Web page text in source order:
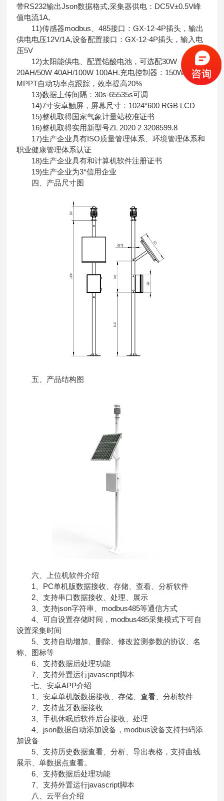
带RS232输出Json数据格式,采集器供电：DC5V±0.5V峰
值电流1A,
11)传感器modbus、485接口：GX-12-4P插头，输出
供电电压12V/1A,设备配置接口：GX-12-4P插头，输入电
压5V
12)太阳能供电、配置铅酸电池，可选配30W
20AH/50W 40AH/100W 100AH.充电控制器：150W，
MPPT自动功率点跟踪，效率提高20%
13)数据上传间隔：30s-65535s可调
14)7寸安卓触屏，屏幕尺寸：1024*600 RGB LCD
15)整机取得国家气象计量站校准证书
16)整机取得实用新型号ZL 2020 2 3208599.8
17)生产企业具有ISO质量管理体系、环境管理体系和
职业健康管理体系认证
18)生产企业具有和计算机软件注册证书
19)生产企业为3*信用企业
四、产品尺寸图
五、产品结构图
六、上位机软件介绍
1、PC单机版数据接收、存储、查看、分析软件
2、支持串口数据接收、处理、展示
3、支持json字符串、modbus485等通信方式
4、可自设置存储时间，modbus485采集模式下可自
设置采集时间
5、支持自助增加、删除、修改监测参数的协议、名
称、图标等
6、支持数据后处理功能
7、支持外置运行javascript脚本
七、安卓APP介绍
1、安卓单机版数据接收、存储、查看、分析软件
2、支持蓝牙数据接收
3、手机休眠后软件后台接收、处理
4、json数据自动添加设备，modbus设备支持扫码添
加设备
5、支持历史数据查看、分析、导出表格，支持曲线
展示、单数据点查看。
6、支持数据后处理功能
7、支持外置运行javascript脚本
八、云平台介绍